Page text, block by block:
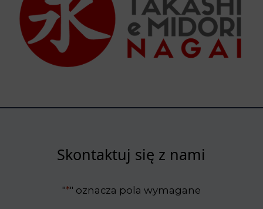
Skontaktuj się z nami
"*" oznacza pola wymagane